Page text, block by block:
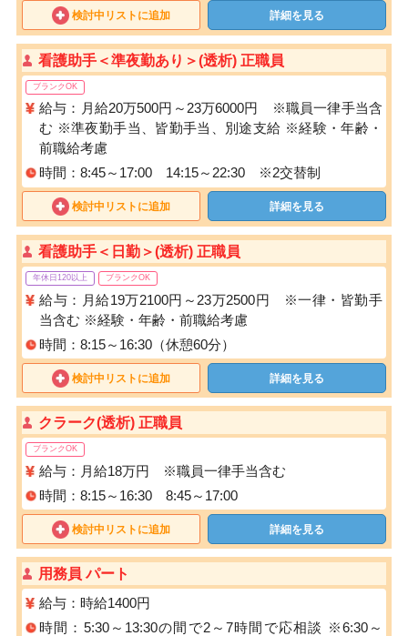
検討中リストに追加 詳細を見る
看護助手＜準夜勤あり＞(透析) 正職員
ブランクOK
給与：月給20万500円～23万6000円 ※職員一律手当含
む ※準夜勤手当、皆勤手当、別途支給 ※経験・年齢・
前職給考慮
時間：8:45～17:00 14:15～22:30 ※2交替制
検討中リストに追加 詳細を見る
看護助手＜日勤＞(透析) 正職員
年休日120以上 ブランクOK
給与：月給19万2100円～23万2500円 ※一律・皆勤手
当含む ※経験・年齢・前職給考慮
時間：8:15～16:30（休憩60分）
検討中リストに追加 詳細を見る
クラーク(透析) 正職員
ブランクOK
給与：月給18万円 ※職員一律手当含む
時間：8:15～16:30 8:45～17:00
検討中リストに追加 詳細を見る
用務員 パート
給与：時給1400円
時間：5:30～13:30の間で2～7時間で応相談 ※6:30～